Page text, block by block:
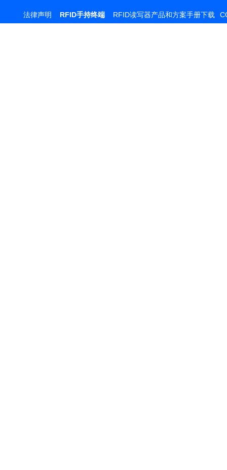
法律声明 RFID手持终端 RFID读写器产品和方案手册下载